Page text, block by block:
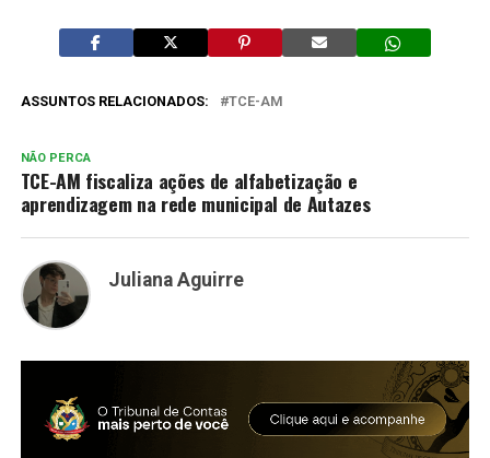
ASSUNTOS RELACIONADOS: TCE-AM
NÃO PERCA
TCE-AM fiscaliza ações de alfabetização e
aprendizagem na rede municipal de Autazes
Juliana Aguirre